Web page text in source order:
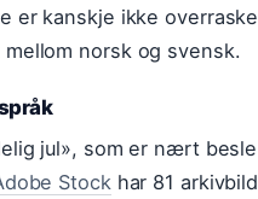
er kanskje ikke
norsk og svensk.
jul», som er nært
Stock har 81